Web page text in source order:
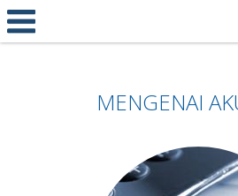
MENGENAI